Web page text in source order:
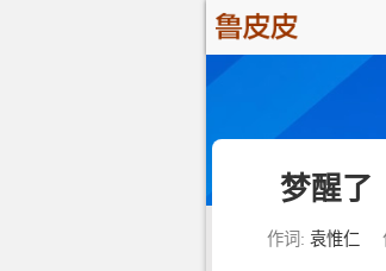
梦醒了
作词: 袁惟仁